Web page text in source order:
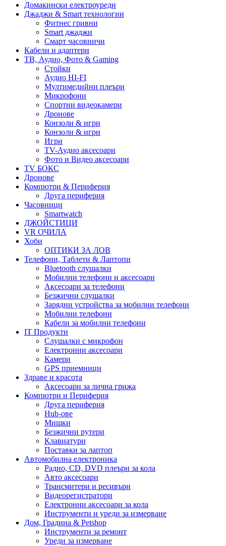
Домакински електроуреди
Джаджи & Smart технологии
Фитнес гривни
Smart джаджи
Смарт часовничи
Кабели и адаптери
ТВ, Аудио, Фото & Gaming
Стойки
Аудио HI-FI
Мултимедийни плеъри
Микрофони
Спортни видеокамери
Дронове
Конзоли & игри
Конзоли & игри
Игри
TV-Аудио аксесоари
Фото и Видео аксесоари
TV БОКС
Дронове
Компютри & Периферия
Друга периферия
Часовници
Smartwatch
ДЖОЙСТИЦИ
VR ОЧИЛА
Хоби
ОПТИКИ ЗА ЛОВ
Телефони, Таблети & Лаптопи
Bluetooth слушалки
Мобилни телефони и аксесоари
Аксесоари за телефони
Безжични слушалки
Зарядни устройства за мобилни телефони
Мобилни телефони
Кабели за мобилни телефони
IT Продукти
Слушалки с микрофон
Електронни аксесоари
Камери
GPS приемници
Здраве и красота
Аксесоари за лична грижа
Компютри и Периферия
Друга периферия
Hub-ове
Мишки
Безжични рутери
Клавиатури
Поставки за лаптоп
Автомобилна електроника
Радио, CD, DVD плеъри за кола
Авто аксесоари
Трансмитери и ресивъри
Видеорегистратори
Електронни аксесоари за кола
Инструменти и уреди за измерване
Дом, Градина & Petshop
Инструменти за ремонт
Уреди за измерване